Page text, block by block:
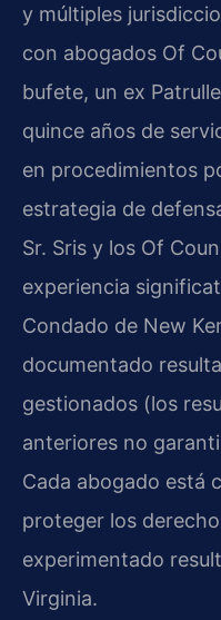
y múltiples
con abogados Of
bufete, un ex
quince años de
en procedimientos
estrategia de
Sr. Sris y los Of
experiencia
Condado de New
documentado
gestionados (los
anteriores no
Cada abogado está
proteger los
experimentado
Virginia.